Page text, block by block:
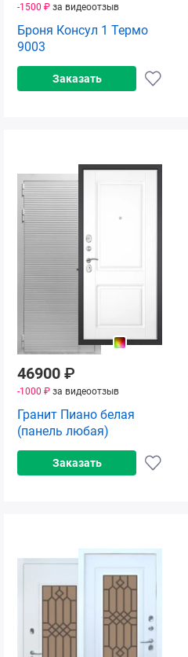
-1500 ₽ за видеоотзыв
Броня Консул 1 Термо
9003
Заказать
46900 ₽
-1000 ₽ за видеоотзыв
Гранит Пиано белая
(панель любая)
Заказать